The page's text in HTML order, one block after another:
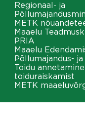
Regionaal- ja
METK
Maaelu
PRIA
Maaelu
Põllumajandus-
Toidu
toiduraiskamist
METK